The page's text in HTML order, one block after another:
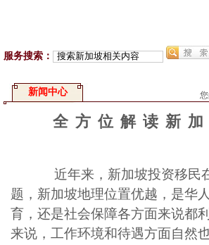
服务搜索：
新闻中心
全方位解读新
近年来， 新加坡投资移民
题，新加坡地理位置优越，是华
育，还是社会保障各方面来说都
来说，工作环境和待遇方面自然